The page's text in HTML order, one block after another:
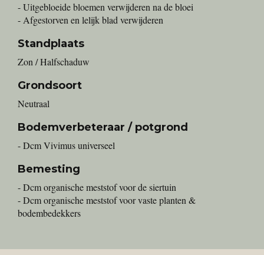
- Uitgebloeide bloemen verwijderen na de bloei
- Afgestorven en lelijk blad verwijderen
Standplaats
Zon / Halfschaduw
Grondsoort
Neutraal
Bodemverbeteraar / potgrond
- Dcm Vivimus universeel
Bemesting
- Dcm organische meststof voor de siertuin
- Dcm organische meststof voor vaste planten &
bodembedekkers